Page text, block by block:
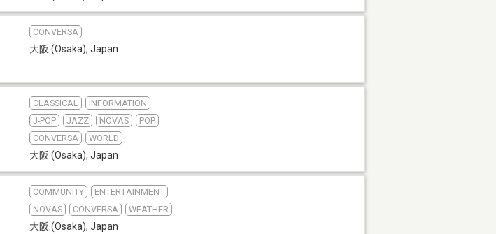
CONVERSA
大阪 (Osaka), Japan
CLASSICAL
INFORMATION
J-POP
JAZZ NOVAS
POP
CONVERSA
WORLD
大阪 (Osaka), Japan
COMMUNITY
ENTERTAINMENT
NOVAS
CONVERSA WEATHER
大阪 (Osaka), Japan